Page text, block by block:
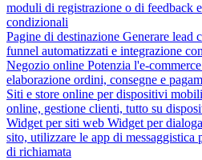
moduli di registrazione o di feedback
condizionali
Pagine di destinazione Generare lead
funnel automatizzati e integrazione
Negozio online Potenzia l'e-
elaborazione ordini, consegne e
Siti e store online per dispositivi mobili
online, gestione clienti, tutto su
Widget per siti web Widget per
sito, utilizzare le app di messaggistica
di richiamata